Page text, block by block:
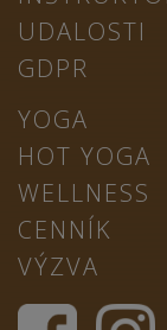
UDALOSTI
GDPR
YOGA
HOT YOGA
WELLNESS
CENNÍK
VÝZVA